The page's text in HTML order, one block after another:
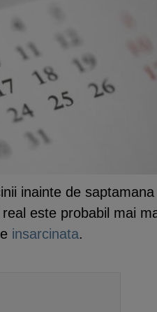
inainte de
este probabil mai
insarcinata.